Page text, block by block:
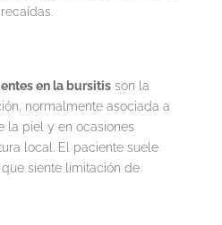
en la bursitisson la
normalmente asociada a
la piel y en ocasiones
local. El paciente suele
siente limitación de